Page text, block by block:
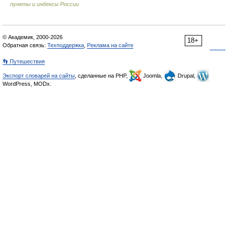
пункты и индексы России
18+
© Академик, 2000-2026
Обратная связь: Техподдержка Реклама на сайте
👣 Путешествия
Экспорт словарей на сайты , сделанные на PHP, Joomla,
Drupal,
WordPress, MODx.